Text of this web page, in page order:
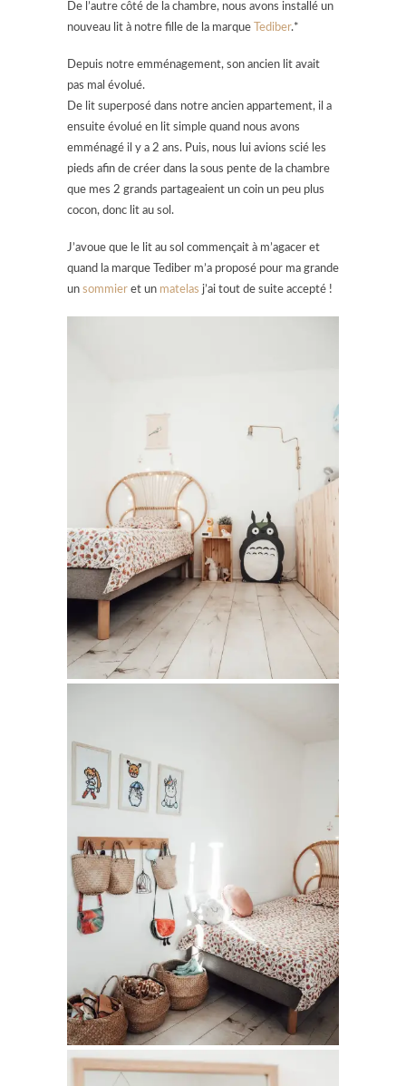
De l’autre côté de la chambre, nous avons installé un
nouveau lit à notre fille de la marque
Tediber.*
Depuis notre emménagement, son ancien lit avait
pas mal évolué.
De lit superposé dans notre ancien appartement, il a
ensuite évolué en lit simple quand nous avons
emménagé il y a 2 ans. Puis, nous lui avions scié les
pieds afin de créer dans la sous pente de la chambre
que mes 2 grands partageaient un coin un peu plus
cocon, donc lit au sol.
J’avoue que le lit au sol commençait à m’agacer et
quand la marque Tediber m’a proposé pour ma grande
un sommier et un matelas j’ai tout de suite accepté !